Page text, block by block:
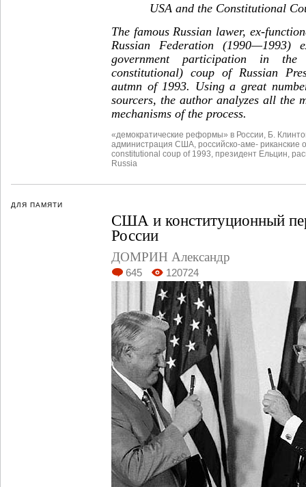
USA and the Constitutional
The famous Russian lawer, ex-
Russian Federation
government participation in
constitutional) coup of Russian
autmn of 1993. Using a great
sourcers, the author analyzes all the
mechanisms of the process.
«демократические реформы» в России Б.
администрация США российско-аме- риканские
constitutional coup of 1993 президент Ельцин
Russia
ДЛЯ ПАМЯТИ
США и конституционный
России
ДОМРИН Александр
645 120724